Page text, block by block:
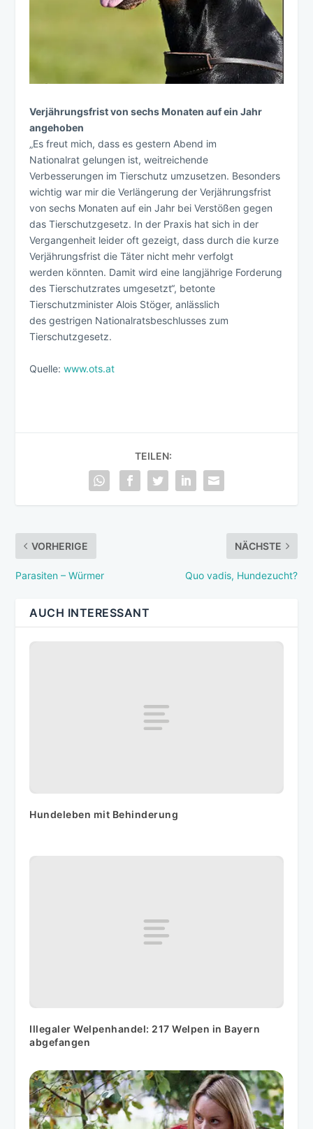
Verjährungsfrist von sechs Monaten auf ein Jahr
angehoben
„Es freut mich, dass es gestern Abend im
Nationalrat gelungen ist, weitreichende
Verbesserungen im Tierschutz umzusetzen. Besonders
wichtig war mir die Verlängerung der Verjährungsfrist
von sechs Monaten auf ein Jahr bei Verstößen gegen
das Tierschutzgesetz. In der Praxis hat sich in der
Vergangenheit leider oft gezeigt, dass durch die kurze
Verjährungsfrist die Täter nicht mehr verfolgt
werden könnten. Damit wird eine langjährige Forderung
des Tierschutzrates umgesetzt“, betonte
Tierschutzminister Alois Stöger, anlässlich
des gestrigen Nationalratsbeschlusses zum
Tierschutzgesetz.
Quelle:www.ots.at
TEILEN:
VORHERIGE
Parasiten – Würmer
NÄCHSTE
Quo vadis, Hundezucht?
AUCH INTERESSANT
Hundeleben mit Behinderung
Illegaler Welpenhandel: 217 Welpen in Bayern
abgefangen